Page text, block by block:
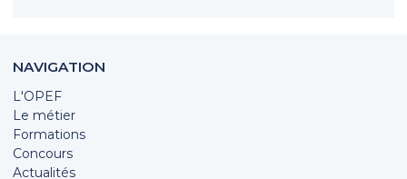
NAVIGATION
L'OPEF
Le métier
Formations
Concours
Actualités